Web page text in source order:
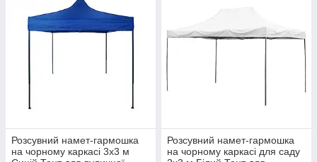
Розсувний намет-гармошка
на чорному каркасі 3х3 м
Розсувний намет-гармошка
на чорному каркасі для саду